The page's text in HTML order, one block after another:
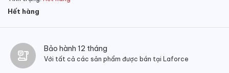
Hết hàng
Bảo hành 12 tháng
Với tất cả các sản phẩm được bán tại Laforce